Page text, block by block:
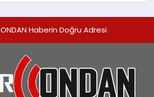
Haberin Doğru Adresi